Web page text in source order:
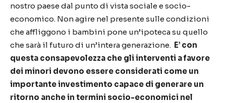
nostro paese dal punto di vista sociale e socio-
economico. Non agire nel presente sulle condizioni
che affliggono i bambini pone un’ipoteca su quello
che sarà il futuro di un’intera generazione. E’ con
questa consapevolezza che gli interventi a favore
dei minori devono essere considerati come un
importante investimento capace di generare un
ritorno anche in termini socio-economici nel